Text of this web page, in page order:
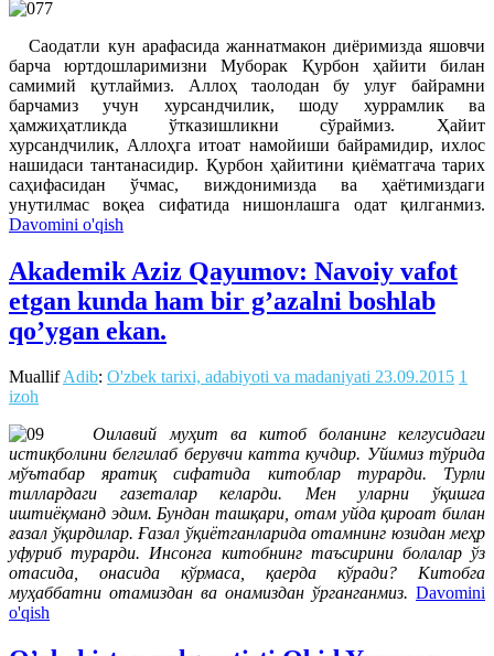
Саодатли кун арафасида жаннатмакон диёримизда яшовчи
барча юртдошларимизни Муборак Қурбон ҳайити билан
самимий қутлаймиз. Аллоҳ таолодан бу улуғ байрамни
барчамиз учун хурсандчилик, шоду хуррамлик ва
ҳамжиҳатликда ўтказишликни сўраймиз. Ҳайит
хурсандчилик, Аллоҳга итоат намойиши байрамидир, ихлос
нашидаси тантанасидир. Қурбон ҳайитини қиёматгача тарих
саҳифасидан ўчмас, виждонимизда ва ҳаётимиздаги
унутилмас воқеа сифатида нишонлашга одат қилганмиз.
Davomini o'qish
Akademik Aziz Qayumov: Navoiy vafot
etgan kunda ham bir g’azalni boshlab
qo’ygan ekan.
MuallifAdib: O'zbek tarixi, adabiyoti va madaniyati 23.09.2015 1
izoh
Оилавий муҳит ва китоб боланинг келгусидаги
истиқболини белгилаб берувчи катта кучдир. Уйимиз тўрида
мўътабар яратиқ сифатида китоблар турарди. Турли
тиллардаги газеталар келарди. Мен уларни ўқишга
иштиёқманд эдим. Бундан ташқари, отам уйда қироат билан
ғазал ўқирдилар. Ғазал ўқиётганларида отамнинг юзидан меҳр
уфуриб турарди. Инсонга китобнинг таъсирини болалар ўз
отасида, онасида кўрмаса, қаерда кўради? Китобга
муҳаббатни отамиздан ва онамиздан ўрганганмиз. Davomini
o'qish